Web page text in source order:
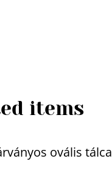
items
ovális tálca